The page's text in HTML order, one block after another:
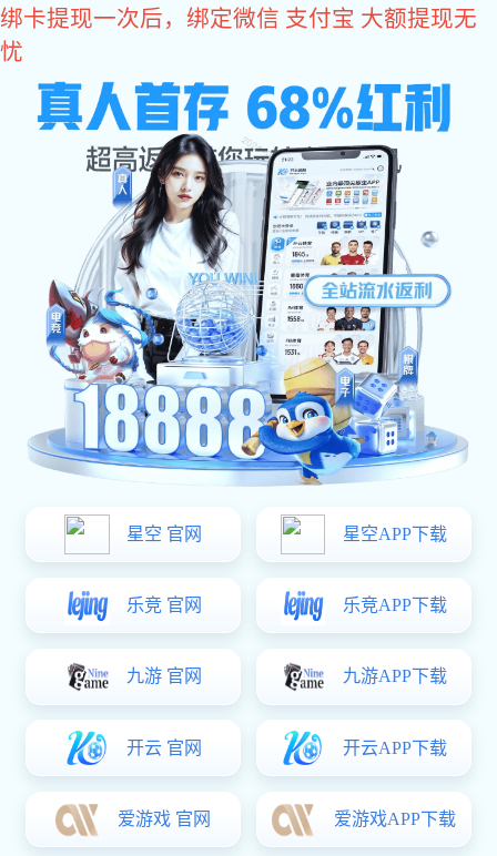
im电竞
电力领域
电力领域解决方案
方案概述
智慧电力整体解决方案
始终把客户的需求和产品的质量放在首位，从客户需求和实际问题出
发，利用数字化技术实现产品的合理化设计，通过严格的质量和性能测
试实现产品的可靠性检验，打造一站式电力金具解决方案。
联系im电竞 获取报价